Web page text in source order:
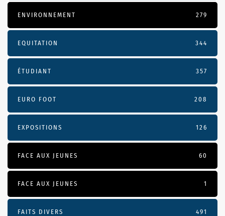
ENVIRONNEMENT 279
EQUITATION 344
ÉTUDIANT 357
EURO FOOT 208
EXPOSITIONS 126
FACE AUX JEUNES 60
FACE AUX JEUNES 1
FAITS DIVERS 491